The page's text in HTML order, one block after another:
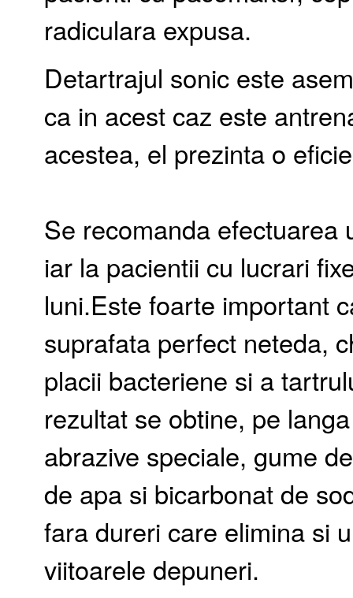
radiculara expusa.
Detartrajul sonic este
ca in acest caz este
acestea, el prezinta o
Se recomanda efectuarea
iar la pacientii cu lucrari
luni.Este foarte important
suprafata perfect neteda,
placii bacteriene si a
rezultat se obtine, pe
abrazive speciale, gume
de apa si bicarbonat de
fara dureri care elimina si
viitoarele depuneri.